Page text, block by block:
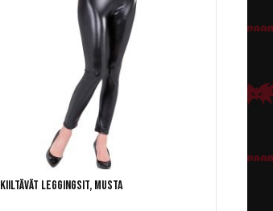
Kiiltävät leggingsit, musta